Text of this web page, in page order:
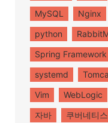
MySQL
Nginx
python
Spring Framework
systemd
Vim
WebLogic
자바
쿠버네티스